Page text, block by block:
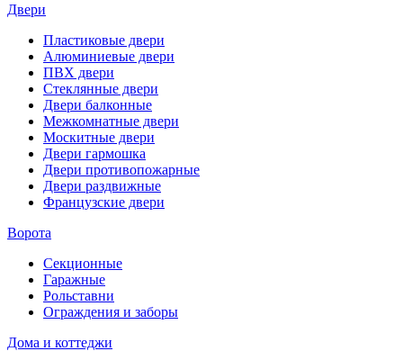
Двери
Пластиковые двери
Алюминиевые двери
ПВХ двери
Стеклянные двери
Двери балконные
Межкомнатные двери
Москитные двери
Двери гармошка
Двери противопожарные
Двери раздвижные
Французские двери
Ворота
Секционные
Гаражные
Рольставни
Ограждения и заборы
Дома и коттеджи